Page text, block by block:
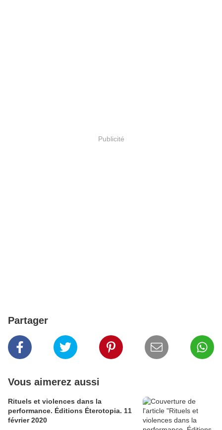
Publicité
Partager
Vous aimerez aussi
Rituels et violences dans la
performance. Éditions Éterotopia. 11
février 2020